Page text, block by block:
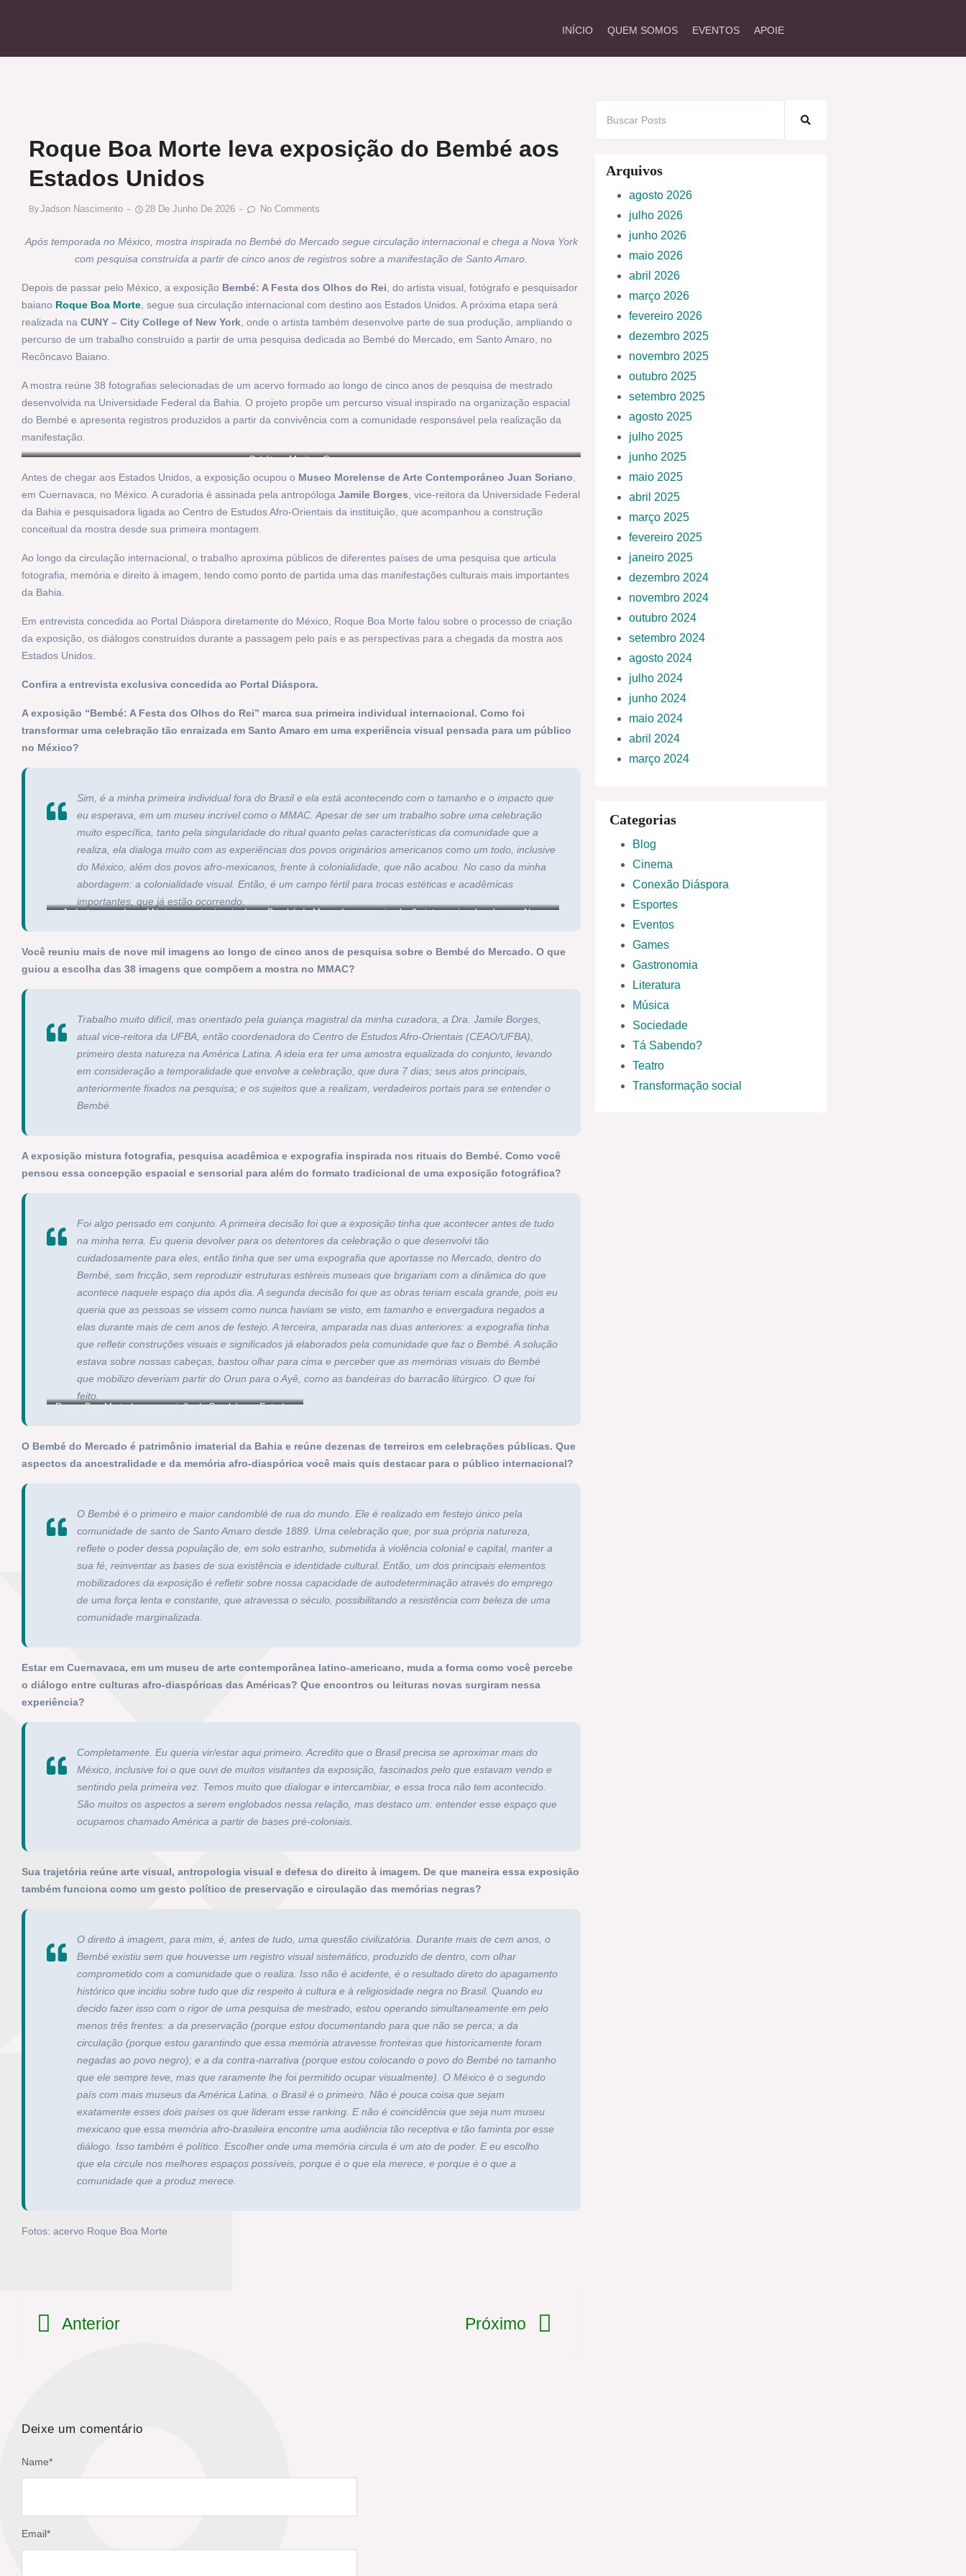
INÍCIO QUEM SOMOS EVENTOS APOIE
Roque Boa Morte leva exposição do Bembé aos
Estados Unidos
ByJadson Nascimento 28 De Junho De 2026 No Comments
Após temporada no México, mostra inspirada no Bembé do Mercado segue circulação internacional e chega a Nova York
com pesquisa construída a partir de cinco anos de registros sobre a manifestação de Santo Amaro.
Depois de passar pelo México, a exposição Bembé: A Festa dos Olhos do Rei , do artista visual, fotógrafo e pesquisador
baiano Roque Boa Morte , segue sua circulação internacional com destino aos Estados Unidos. A próxima etapa será
realizada na CUNY – City College of New York , onde o artista também desenvolve parte de sua produção, ampliando o
percurso de um trabalho construído a partir de uma pesquisa dedicada ao Bembé do Mercado, em Santo Amaro, no
Recôncavo Baiano.
A mostra reúne 38 fotografias selecionadas de um acervo formado ao longo de cinco anos de pesquisa de mestrado
desenvolvida na Universidade Federal da Bahia. O projeto propõe um percurso visual inspirado na organização espacial
do Bembé e apresenta registros produzidos a partir da convivência com a comunidade responsável pela realização da
manifestação.
Créditos: Maritza Cuevas
Antes de chegar aos Estados Unidos, a exposição ocupou o Museo Morelense de Arte Contemporáneo Juan Soriano
em Cuernavaca, no México. A curadoria é assinada pela antropóloga Jamile Borges , vice-reitora da Universidade Federal
da Bahia e pesquisadora ligada ao Centro de Estudos Afro-Orientais da instituição, que acompanhou a construção
conceitual da mostra desde sua primeira montagem.
Ao longo da circulação internacional, o trabalho aproxima públicos de diferentes países de uma pesquisa que articula
fotografia, memória e direito à imagem, tendo como ponto de partida uma das manifestações culturais mais importantes
da Bahia.
Em entrevista concedida ao Portal Diáspora diretamente do México, Roque Boa Morte falou sobre o processo de criação
da exposição, os diálogos construídos durante a passagem pelo país e as perspectivas para a chegada da mostra aos
Estados Unidos.
Confira a entrevista exclusiva concedida ao Portal Diáspora.
A exposição “Bembé: A Festa dos Olhos do Rei” marca sua primeira individual internacional. Como foi
transformar uma celebração tão enraizada em Santo Amaro em uma experiência visual pensada para um público
no México?
Sim, é a minha primeira individual fora do Brasil e ela está acontecendo com o tamanho e o impacto que
eu esperava, em um museu incrível como o MMAC. Apesar de ser um trabalho sobre uma celebração
muito específica, tanto pela singularidade do ritual quanto pelas características da comunidade que a
realiza, ela dialoga muito com as experiências dos povos originários americanos como um todo, inclusive
do México, além dos povos afro-mexicanos, frente à colonialidade, que não acabou. No caso da minha
abordagem: a colonialidade visual. Então, é um campo fértil para trocas estéticas e acadêmicas
importantes, que já estão ocorrendo.
Após temporada no México, mostra inspirada no Bembé do Mercado segue circulação internacional e chega a Nova
Você reuniu mais de nove mil imagens ao longo de cinco anos de pesquisa sobre o Bembé do Mercado. O que
guiou a escolha das 38 imagens que compõem a mostra no MMAC?
Trabalho muito difícil, mas orientado pela guiança magistral da minha curadora, a Dra. Jamile Borges,
atual vice-reitora da UFBA, então coordenadora do Centro de Estudos Afro-Orientais (CEAO/UFBA),
primeiro desta natureza na América Latina. A ideia era ter uma amostra equalizada do conjunto, levando
em consideração a temporalidade que envolve a celebração, que dura 7 dias; seus atos principais,
anteriormente fixados na pesquisa; e os sujeitos que a realizam, verdadeiros portais para se entender o
Bembé.
A exposição mistura fotografia, pesquisa acadêmica e expografia inspirada nos rituais do Bembé. Como você
pensou essa concepção espacial e sensorial para além do formato tradicional de uma exposição fotográfica?
Foi algo pensado em conjunto. A primeira decisão foi que a exposição tinha que acontecer antes de tudo
na minha terra. Eu queria devolver para os detentores da celebração o que desenvolvi tão
cuidadosamente para eles, então tinha que ser uma expografia que aportasse no Mercado, dentro do
Bembé, sem fricção, sem reproduzir estruturas estéreis museais que brigariam com a dinâmica do que
acontece naquele espaço dia após dia. A segunda decisão foi que as obras teriam escala grande, pois eu
queria que as pessoas se vissem como nunca haviam se visto, em tamanho e envergadura negados a
elas durante mais de cem anos de festejo. A terceira, amparada nas duas anteriores: a expografia tinha
que refletir construções visuais e significados já elaborados pela comunidade que faz o Bembé. A solução
estava sobre nossas cabeças, bastou olhar para cima e perceber que as memórias visuais do Bembé
que mobilizo deveriam partir do Orun para o Ayê, como as bandeiras do barracão litúrgico. O que foi
feito.
Roque Boa Morte leva exposição do Bembé aos Estados
O Bembé do Mercado é patrimônio imaterial da Bahia e reúne dezenas de terreiros em celebrações públicas. Que
aspectos da ancestralidade e da memória afro-diaspórica você mais quis destacar para o público internacional?
O Bembé é o primeiro e maior candomblé de rua do mundo. Ele é realizado em festejo único pela
comunidade de santo de Santo Amaro desde 1889. Uma celebração que, por sua própria natureza,
reflete o poder dessa população de, em solo estranho, submetida à violência colonial e capital, manter a
sua fé, reinventar as bases de sua existência e identidade cultural. Então, um dos principais elementos
mobilizadores da exposição é refletir sobre nossa capacidade de autodeterminação através do emprego
de uma força lenta e constante, que atravessa o século, possibilitando a resistência com beleza de uma
comunidade marginalizada.
Estar em Cuernavaca, em um museu de arte contemporânea latino-americano, muda a forma como você percebe
o diálogo entre culturas afro-diaspóricas das Américas? Que encontros ou leituras novas surgiram nessa
experiência?
Completamente. Eu queria vir/estar aqui primeiro. Acredito que o Brasil precisa se aproximar mais do
México, inclusive foi o que ouvi de muitos visitantes da exposição, fascinados pelo que estavam vendo e
sentindo pela primeira vez. Temos muito que dialogar e intercambiar, e essa troca não tem acontecido.
São muitos os aspectos a serem englobados nessa relação, mas destaco um: entender esse espaço que
ocupamos chamado América a partir de bases pré-coloniais.
Sua trajetória reúne arte visual, antropologia visual e defesa do direito à imagem. De que maneira essa exposição
também funciona como um gesto político de preservação e circulação das memórias negras?
O direito à imagem, para mim, é, antes de tudo, uma questão civilizatória. Durante mais de cem anos, o
Bembé existiu sem que houvesse um registro visual sistemático, produzido de dentro, com olhar
comprometido com a comunidade que o realiza. Isso não é acidente, é o resultado direto do apagamento
histórico que incidiu sobre tudo que diz respeito à cultura e à religiosidade negra no Brasil. Quando eu
decido fazer isso com o rigor de uma pesquisa de mestrado, estou operando simultaneamente em pelo
menos três frentes: a da preservação (porque estou documentando para que não se perca; a da
circulação (porque estou garantindo que essa memória atravesse fronteiras que historicamente foram
negadas ao povo negro); e a da contra-narrativa (porque estou colocando o povo do Bembé no tamanho
que ele sempre teve, mas que raramente lhe foi permitido ocupar visualmente). O México é o segundo
país com mais museus da América Latina. o Brasil é o primeiro. Não é pouca coisa que sejam
exatamente esses dois países os que lideram esse ranking. E não é coincidência que seja num museu
mexicano que essa memória afro-brasileira encontre uma audiência tão receptiva e tão faminta por esse
diálogo. Isso também é político. Escolher onde uma memória circula é um ato de poder. E eu escolho
que ela circule nos melhores espaços possíveis, porque é o que ela merece, e porque é o que a
comunidade que a produz merece.
Fotos: acervo Roque Boa Morte
Anterior Próximo
Deixe um comentário
Name*
Email*
Arquivos
agosto 2026
julho 2026
junho 2026
maio 2026
abril 2026
março 2026
fevereiro 2026
dezembro 2025
novembro 2025
outubro 2025
setembro 2025
agosto 2025
julho 2025
junho 2025
maio 2025
abril 2025
março 2025
fevereiro 2025
janeiro 2025
dezembro 2024
novembro 2024
outubro 2024
setembro 2024
agosto 2024
julho 2024
junho 2024
maio 2024
abril 2024
março 2024
Categorias
Blog
Cinema
Conexão Diáspora
Esportes
Eventos
Games
Gastronomia
Literatura
Música
Sociedade
Tá Sabendo?
Teatro
Transformação social